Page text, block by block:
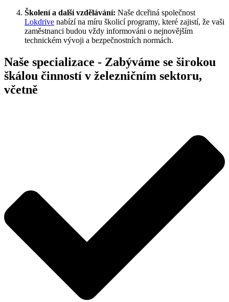
Školení a další vzdělávání: Naše dceřiná společnost
Lokdrive nabízí na míru školicí programy, které zajistí, že vaši
zaměstnanci budou vždy informováni o nejnovějším
technickém vývoji a bezpečnostních normách.
Naše specializace - Zabýváme se širokou
škálou činností v železničním sektoru,
včetně